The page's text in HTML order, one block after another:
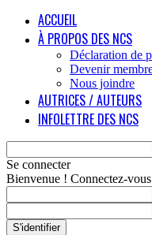
ACCUEIL
À PROPOS DES NCS
Déclaration de
Devenir
Nous joindre
AUTRICES / AUTEURS
INFOLETTRE DES NCS
Se connecter
Bienvenue ! Connectez-